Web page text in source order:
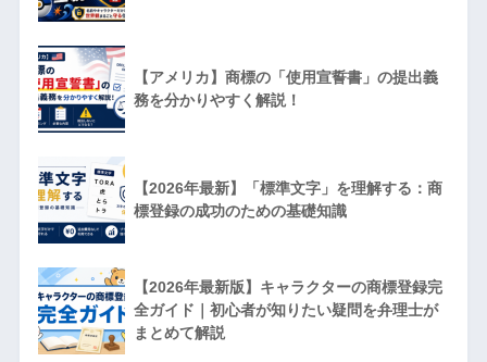
【アメリカ】商標の「使用宣誓書」の提出義
務を分かりやすく解説！
【2026年最新】「標準文字」を理解する：商
標登録の成功のための基礎知識
【2026年最新版】キャラクターの商標登録完
全ガイド｜初心者が知りたい疑問を弁理士が
まとめて解説